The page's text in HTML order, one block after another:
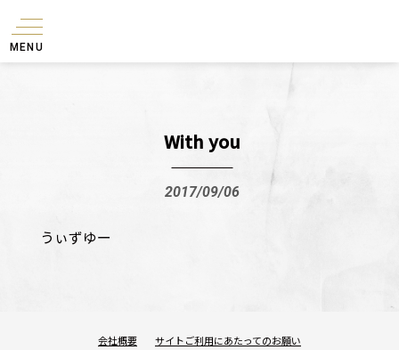
MENU
With you
2017/09/06
うぃずゆー
会社概要 サイトご利用にあたってのお願い